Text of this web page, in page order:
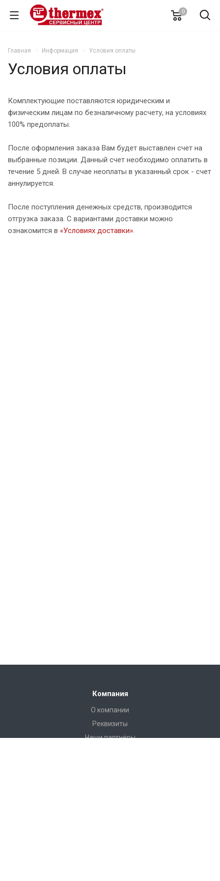
0
Главная Информация Условия оплаты
Условия оплаты
Комплектующие поставляются юридическим и
физическим лицам по безналичному расчету, на условиях
100% предоплаты.
После оформления заказа Вам будет выставлен счет на
выбранные позиции. Данный счет необходимо оплатить в
течение 5 дней. В случае неоплаты в указанный срок - счет
аннулируется.
После поступления денежных средств, производится
отгрузка заказа. С вариантами доставки можно
ознакомится в «Условиях доставки».
Компания
О компании
Реквизиты
Наши партнёры